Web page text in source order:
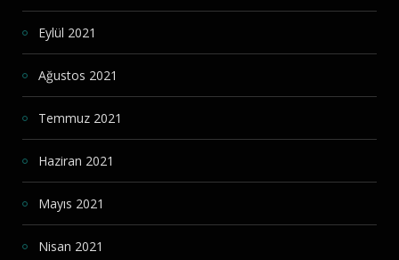
Eylül 2021
Ağustos 2021
Temmuz 2021
Haziran 2021
Mayıs 2021
Nisan 2021